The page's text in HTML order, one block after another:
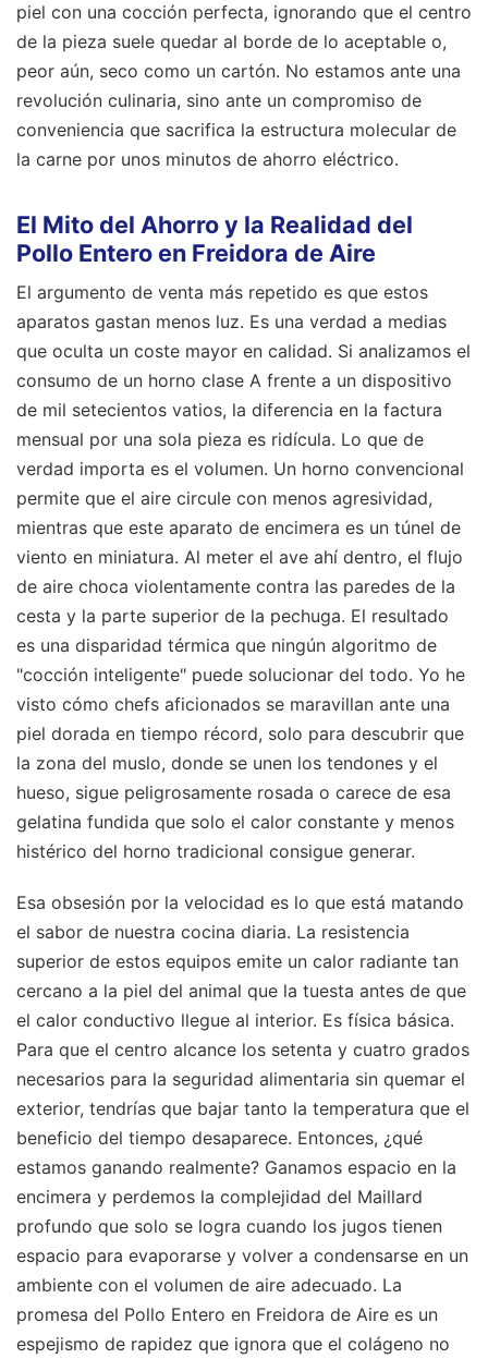
piel con una cocción perfecta, ignorando que el centro
de la pieza suele quedar al borde de lo aceptable o,
peor aún, seco como un cartón. No estamos ante una
revolución culinaria, sino ante un compromiso de
conveniencia que sacrifica la estructura molecular de
la carne por unos minutos de ahorro eléctrico.
El Mito del Ahorro y la Realidad del
Pollo Entero en Freidora de Aire
El argumento de venta más repetido es que estos
aparatos gastan menos luz. Es una verdad a medias
que oculta un coste mayor en calidad. Si analizamos el
consumo de un horno clase A frente a un dispositivo
de mil setecientos vatios, la diferencia en la factura
mensual por una sola pieza es ridícula. Lo que de
verdad importa es el volumen. Un horno convencional
permite que el aire circule con menos agresividad,
mientras que este aparato de encimera es un túnel de
viento en miniatura. Al meter el ave ahí dentro, el flujo
de aire choca violentamente contra las paredes de la
cesta y la parte superior de la pechuga. El resultado
es una disparidad térmica que ningún algoritmo de
"cocción inteligente" puede solucionar del todo. Yo he
visto cómo chefs aficionados se maravillan ante una
piel dorada en tiempo récord, solo para descubrir que
la zona del muslo, donde se unen los tendones y el
hueso, sigue peligrosamente rosada o carece de esa
gelatina fundida que solo el calor constante y menos
histérico del horno tradicional consigue generar.
Esa obsesión por la velocidad es lo que está matando
el sabor de nuestra cocina diaria. La resistencia
superior de estos equipos emite un calor radiante tan
cercano a la piel del animal que la tuesta antes de que
el calor conductivo llegue al interior. Es física básica.
Para que el centro alcance los setenta y cuatro grados
necesarios para la seguridad alimentaria sin quemar el
exterior, tendrías que bajar tanto la temperatura que el
beneficio del tiempo desaparece. Entonces, ¿qué
estamos ganando realmente? Ganamos espacio en la
encimera y perdemos la complejidad del Maillard
profundo que solo se logra cuando los jugos tienen
espacio para evaporarse y volver a condensarse en un
ambiente con el volumen de aire adecuado. La
promesa del Pollo Entero en Freidora de Aire es un
espejismo de rapidez que ignora que el colágeno no